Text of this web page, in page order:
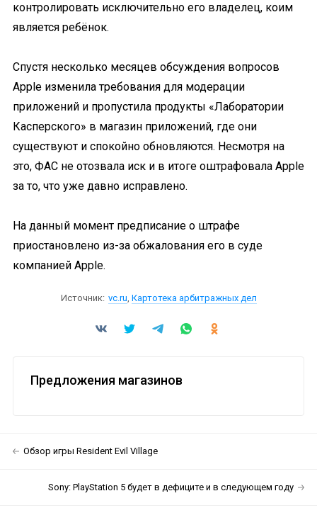
контролировать исключительно его владелец, коим
является ребёнок.
Спустя несколько месяцев обсуждения вопросов
Apple изменила требования для модерации
приложений и пропустила продукты «Лаборатории
Касперского» в магазин приложений, где они
существуют и спокойно обновляются. Несмотря на
это, ФАС не отозвала иск и в итоге оштрафовала Apple
за то, что уже давно исправлено.
На данный момент предписание о штрафе
приостановлено из-за обжалования его в суде
компанией Apple.
Источник: vc.ru, Картотека арбитражных дел
Предложения магазинов
Обзор игры Resident Evil Village
Sony: PlayStation 5 будет в дефиците и в следующем году